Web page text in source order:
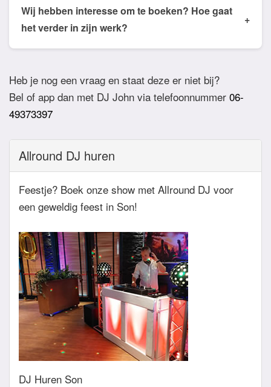
de email of app welke nummers of stijlen jullie niet
willen horen. De DJ houdt daar dan rekening mee.
Wij hebben interesse om te boeken? Hoe gaat
het verder in zijn werk?
+
zodat het feest definitief geboekt is. Wij vragen
overigens geen aanbetaling. Tegen die dat het
feest eraan komt zullen we nog even contact
hebben betreft de muziekwensen en de planning
van de avond. Daarnaast zijn wij altijd bereikbaar
zowel telefonisch, via e-mail of de app.
Heb je nog een vraag en staat deze er niet bij?
Bel of app dan met DJ John via telefoonnummer 06-
49373397
Allround DJ huren
Feestje? Boek onze show met Allround DJ voor
een geweldig feest in Son!
DJ Huren Son